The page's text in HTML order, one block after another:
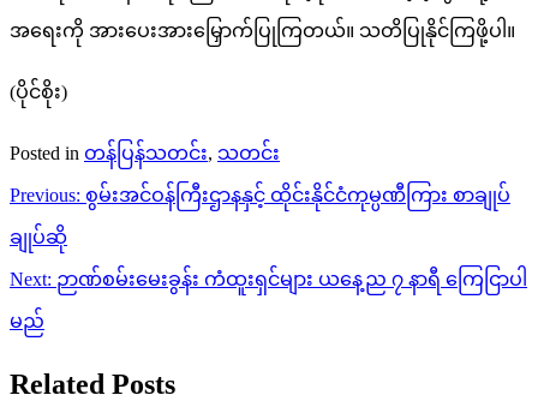
အရေးကို အားပေးအားမြှောက်ပြုကြတယ်။ သတိပြုနိုင်ကြဖို့ပါ။
(ပိုင်စိုး)
Posted in တန်ပြန်သတင်း, သတင်း
Post
navigation
Previous: စွမ်းအင်ဝန်ကြီးဌာနနှင့် ထိုင်းနိုင်ငံကုမ္ပဏီကြား စာချုပ်
ချုပ်ဆို
Next: ဉာဏ်စမ်းမေးခွန်း ကံထူးရှင်များ ယနေ့ည ၇ နာရီ ကြေငြာပါ
မည်
Related Posts